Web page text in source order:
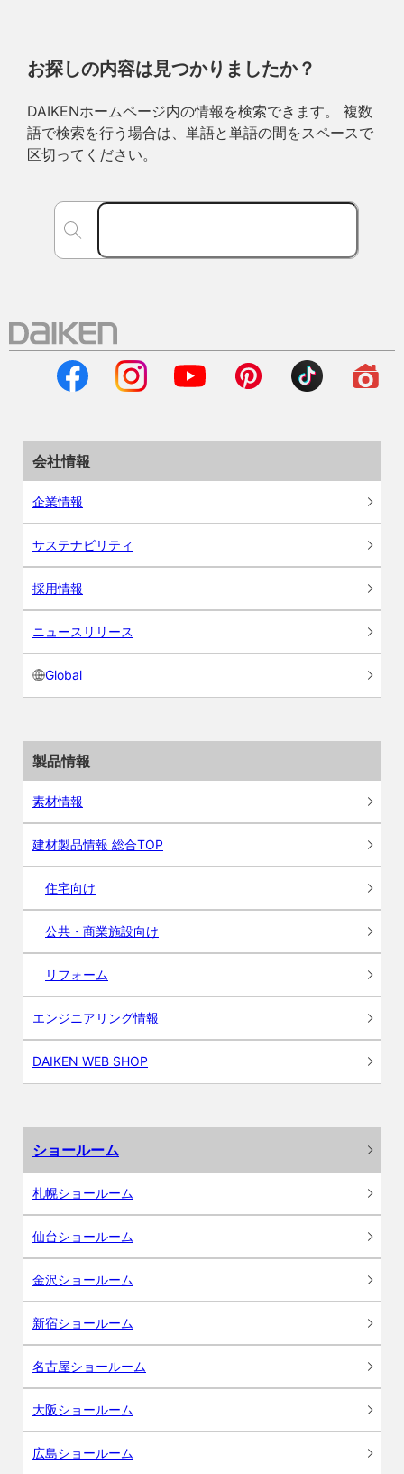
お探しの内容は見つかりましたか？
DAIKENホームページ内の情報を検索できます。 複数
語で検索を行う場合は、単語と単語の間をスペースで
区切ってください。
会社情報
企業情報
サステナビリティ
採用情報
ニュースリリース
Global
製品情報
素材情報
建材製品情報 総合TOP
住宅向け
公共・商業施設向け
リフォーム
エンジニアリング情報
DAIKEN WEB SHOP
ショールーム
札幌ショールーム
仙台ショールーム
金沢ショールーム
新宿ショールーム
名古屋ショールーム
大阪ショールーム
広島ショールーム